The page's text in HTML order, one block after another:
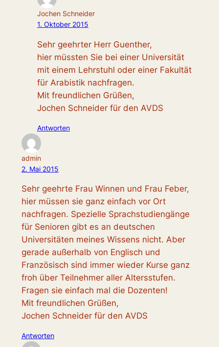
Jochen Schneider
1. Oktober 2015
Sehr geehrter Herr Guenther,
hier müssten Sie bei einer Universität
mit einem Lehrstuhl oder einer Fakultät
für Arabistik nachfragen.
Mit freundlichen Grüßen,
Jochen Schneider für den AVDS
Antworten
admin
2. Mai 2015
Sehr geehrte Frau Winnen und Frau Feber,
hier müssen sie ganz einfach vor Ort
nachfragen. Spezielle Sprachstudiengänge
für Senioren gibt es an deutschen
Universitäten meines Wissens nicht. Aber
gerade außerhalb von Englisch und
Französisch sind immer wieder Kurse ganz
froh über Teilnehmer aller Altersstufen.
Fragen sie einfach mal die Dozenten!
Mit freundlichen Grüßen,
Jochen Schneider für den AVDS
Antworten